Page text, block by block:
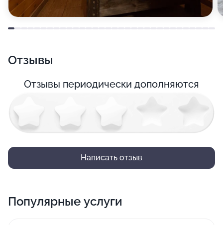
Отзывы
Отзывы периодически дополняются
Написать отзыв
Популярные услуги